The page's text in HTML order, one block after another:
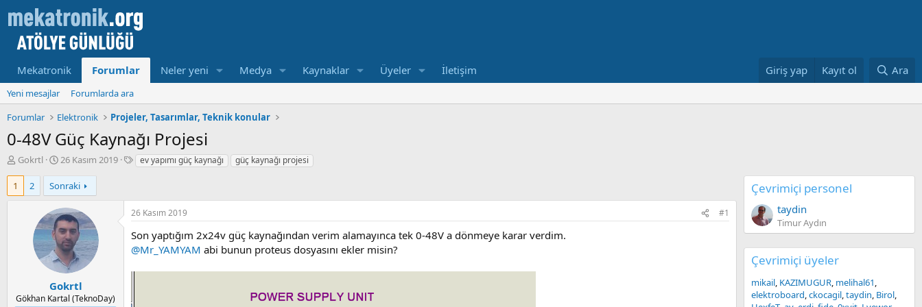
Mekatronik Forumlar Neler yeni Medya Kaynaklar Üyeler İletişim Giriş yap Kayıt ol Ara
Yeni mesajlar
Forumlarda ara
Forumlar
Elektronik Projeler, Tasarımlar, Teknik konular
0-48V Güç Kaynağı Projesi
K
u
t
Gokrtl
B
ş
l
a
m
a
t
a
r
i
h
26 Kasım 2019
E
e
t
l
e
r
ev yapımı güç kaynağı güç kaynağı projesi
1 2 Sonraki
Gokrtl
Gökhan Kartal (TeknoDay)
26 Kasım 2019 #1
Son yaptığım 2x24v güç kaynağından verim alamayınca tek 0-48V a dönmeye karar verdim.
@Mr_YAMYAM abi bunun proteus dosyasını ekler misin?
Çevrimiçi personel
taydin
Timur Aydın
Çevrimiçi üyeler
mikail KAZIMUGUR melihal61
elektroboard ckocagil taydin Birol